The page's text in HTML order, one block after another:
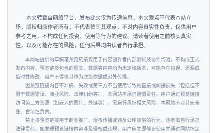
本文转载自网络平台，发布此文仅为传递信息，本文观点不代表本站立
场，版权归原作者所有；不代表赞同其观点，不对内容真实性负责，仅供用户
参考之用，不构成任何投资、使用等行为的建议。请读者使用之前核实真实
性，以及可能存在的风险，任何后果均由读者自行承担。
本网站提供的草稿箱预览链接仅用于内容创作者内部测试及协作沟通，不构成正式
发布内容。预览链接包含的图文、数据等内容均为未定稿版本，可能存在错误、遗漏或
临时性修改，用户不得将其作为决策依据或对外传播。
因预览链接内容不准确、失效或第三方不当使用导致的直接或间接损失（包括但不
限于数据错误、商业风险、法律纠纷等），本网站不承担赔偿责任。用户通过预览链接
访问第三方资源（如嵌入的图片、外链等），需自行承担相关风险，本网站不对其安全
性、合法性负责。
禁止将预览链接用于商业推广、侵权传播或违反公序良俗的行为，违者需自行承担
法律责任。如发现预览链接内容涉及侵权或违规，用户应立即停止使用并通过网站指定